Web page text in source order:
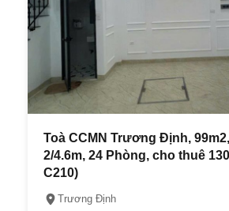
Toà CCMN Trương Định,
2/4.6m, 24 Phòng, cho thuê
C210)
Trương Định